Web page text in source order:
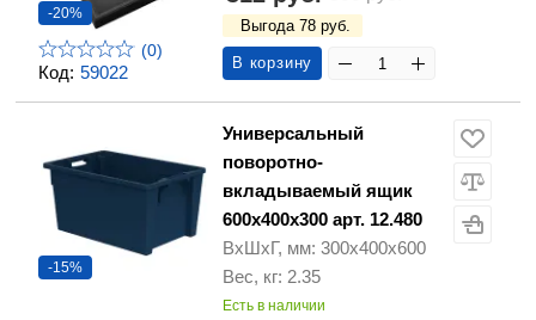
Код: 59022
-20%
(0)
Выгода 78 руб.
В корзину
-15%
Универсальный
поворотно-
вкладываемый ящик
600х400х300 арт. 12.480
ВхШхГ, мм: 300х400х600
Вес, кг: 2.35
Есть в наличии